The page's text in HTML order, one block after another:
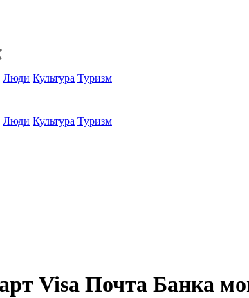
Люди Культура Туризм
Люди Культура Туризм
Visa Почта Банка